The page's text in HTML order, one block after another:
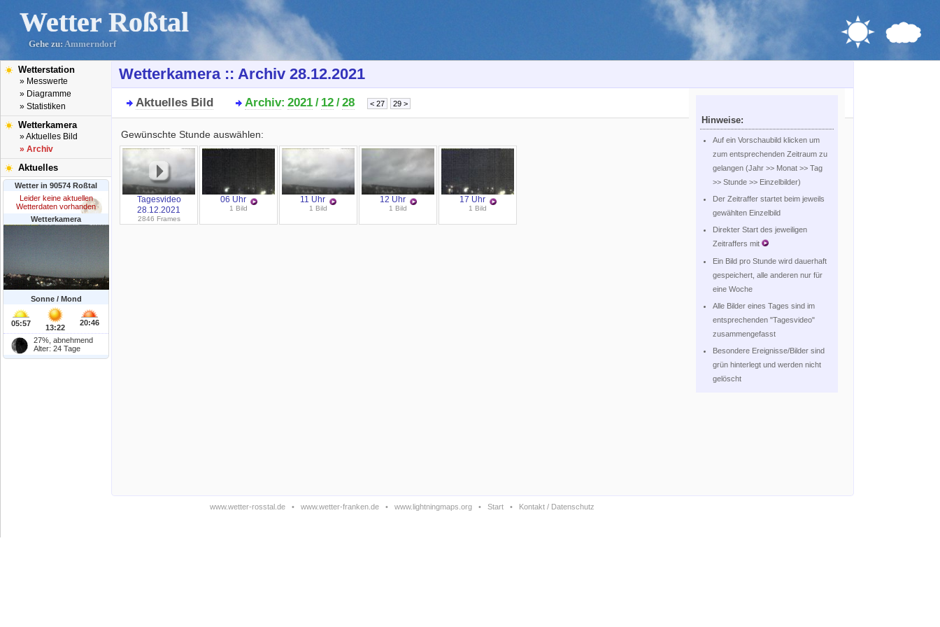
Wetter Roßtal
Gehe zu: Ammerndorf
Wetterstation
» Messwerte
» Diagramme
» Statistiken
Wetterkamera
» Aktuelles Bild
» Archiv
Aktuelles
Wetter in 90574 Roßtal
Leider keine aktuellen
Wetterdaten vorhanden
Wetterkamera
Sonne / Mond
05:57 13:22
20:46
27%, abnehmend
Alter: 24 Tage
Wetterkamera :: Archiv 28.12.2021
Hinweise:
Auf ein Vorschaubild klicken um
zum entsprechenden Zeitraum zu
gelangen (Jahr >> Monat >> Tag
>> Stunde >> Einzelbilder)
Der Zeitraffer startet beim jeweils
gewählten Einzelbild
Direkter Start des jeweiligen
Zeitraffers mit
Ein Bild pro Stunde wird dauerhaft
gespeichert, alle anderen nur für
eine Woche
Alle Bilder eines Tages sind im
entsprechenden "Tagesvideo"
zusammengefasst
Besondere Ereignisse/Bilder sind
grün hinterlegt und werden nicht
gelöscht
Aktuelles Bild Archiv: 2021 / 12 /28
Gewünschte Stunde auswählen:
Tagesvideo
28.12.2021
2846 Frames
06 Uhr
1 Bild
11 Uhr
1 Bild
12 Uhr
1 Bild
17 Uhr
1 Bild
www.wetter-rosstal.de •www.wetter-franken.de •www.lightningmaps.org •Start • Kontakt / Datenschutz